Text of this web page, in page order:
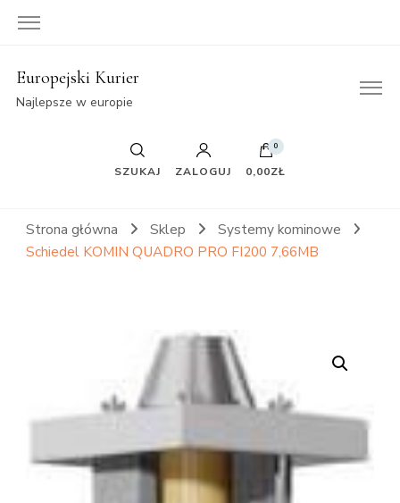
Europejski Kurier
Najlepsze w europie
SZUKAJ ZALOGUJ
0
0,00ZŁ
Strona główna Sklep
Systemy kominowe
Schiedel KOMIN QUADRO PRO FI200 7,66MB